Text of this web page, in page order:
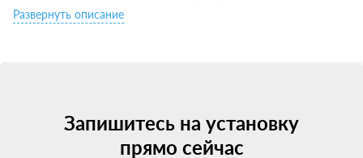
VESTA? Есть несколько важных моментов:
сертификацией для РФ и официальной гарантией.
Цена. Не гонитесь за супер-скидками — экономия на качестве
Развернуть описание
Запишитесь на установку
прямо сейчас